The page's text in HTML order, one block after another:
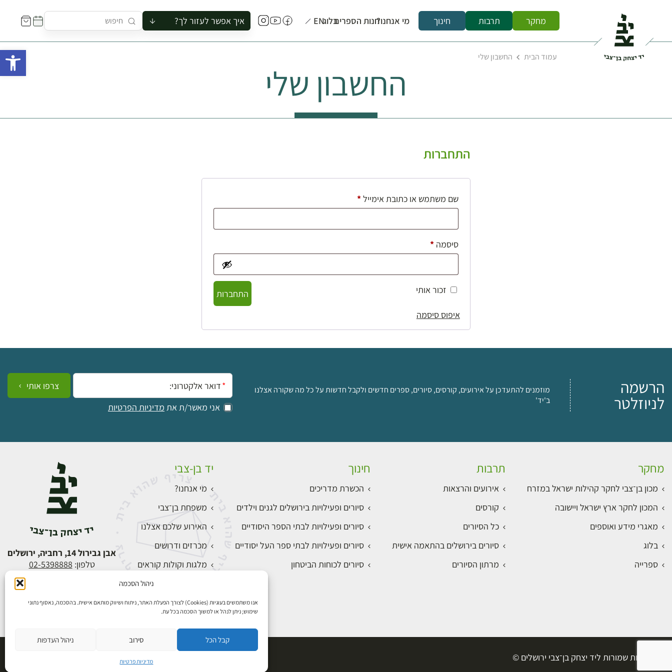
ניהול הסכמה
אנו משתמשים בעוגיות (Cookies) לצורך הפעלת האתר, ניתוח ושיווק מותאם אישית. בהסכמה, נאסוף נתוני
שימוש; ניתן לנהל או למשוך הסכמה בכל עת.
קבל הכל סירוב ניהול העדפות
מדיניות פרטיות
מחקר תרבות חינוך מי אנחנו?חנות הספריםבלוגEN איך אפשר לעזור לך?
להזמין סיור לקבוצה
לתאם ביקור בצריף
עמוד הבית החשבון שלי
החשבון שלי
התחברות
שם משתמש או כתובת אימייל*חובה
סיסמה*חובה
זכור אותי
התחברות
איפוס סיסמה
הרשמה
לניוזלטר
מוזמנים להתעדכן על אירועים, קורסים, סיורים, ספרים חדשים ולקבל חדשות על כל מה שקורה אצלנו
ב'יד'
אימייל:
אני מאשר/ת את מדיניות הפרטיות
צרפו אותי
מחקר
מכון בן־צבי לחקר קהילות ישראל במזרח
המכון לחקר ארץ ישראל ויישובה
מאגרי מידע ואוספים
בלוג
ספרייה
תרבות
אירועים והרצאות
קורסים
כל הסיורים
סיורים בירושלים בהתאמה אישית
מרתון הסיורים
חינוך
הכשרת מדריכים
סיורים ופעילויות בירושלים לגנים וילדים
סיורים ופעילויות לבתי הספר היסודיים
סיורים ופעילויות לבתי ספר העל יסודיים
סיורים לכוחות הביטחון
יד בן-צבי
מי אנחנו?
משפחת בן־צבי
האירוע שלכם אצלנו
מכרזים ודרושים
מלגות וקולות קוראים
התחברות
אבן גבירול 14, רחביה, ירושלים
טלפון: 02-5398888
כל הזכויות שמורות ליד יצחק בן־צבי ירושלים ©